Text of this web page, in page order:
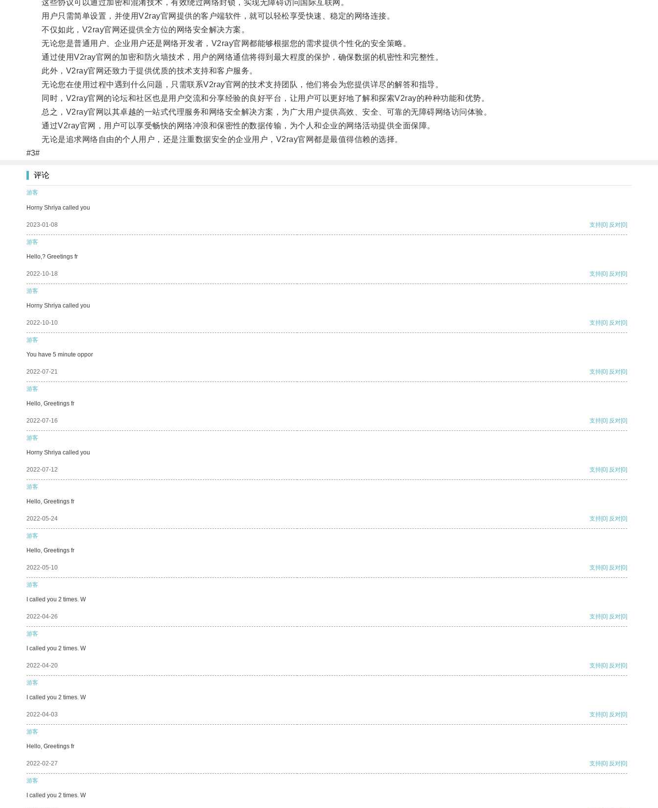
这些协议可以通过加密和混淆技术，有效绕过网络封锁，实现无障碍访问国际互联网。
用户只需简单设置，并使用V2ray官网提供的客户端软件，就可以轻松享受快速、稳定的网络连接。
不仅如此，V2ray官网还提供全方位的网络安全解决方案。
无论您是普通用户、企业用户还是网络开发者，V2ray官网都能够根据您的需求提供个性化的安全策略。
通过使用V2ray官网的加密和防火墙技术，用户的网络通信将得到最大程度的保护，确保数据的机密性和完整性。
此外，V2ray官网还致力于提供优质的技术支持和客户服务。
无论您在使用过程中遇到什么问题，只需联系V2ray官网的技术支持团队，他们将会为您提供详尽的解答和指导。
同时，V2ray官网的论坛和社区也是用户交流和分享经验的良好平台，让用户可以更好地了解和探索V2ray的种种功能和优势。
总之，V2ray官网以其卓越的一站式代理服务和网络安全解决方案，为广大用户提供高效、安全、可靠的无障碍网络访问体验。
通过V2ray官网，用户可以享受畅快的网络冲浪和保密性的数据传输，为个人和企业的网络活动提供全面保障。
无论是追求网络自由的个人用户，还是注重数据安全的企业用户，V2ray官网都是最值得信赖的选择。
#3#
评论
游客
Horny Shriya called you
2023-01-08 支持[0] 反对[0]
游客
Hello,? Greetings fr
2022-10-18 支持[0] 反对[0]
游客
Horny Shriya called you
2022-10-10 支持[0] 反对[0]
游客
You have 5 minute oppor
2022-07-21 支持[0] 反对[0]
游客
Hello, Greetings fr
2022-07-16 支持[0] 反对[0]
游客
Horny Shriya called you
2022-07-12 支持[0] 反对[0]
游客
Hello, Greetings fr
2022-05-24 支持[0] 反对[0]
游客
Hello, Greetings fr
2022-05-10 支持[0] 反对[0]
游客
I called you 2 times. W
2022-04-26 支持[0] 反对[0]
游客
I called you 2 times. W
2022-04-20 支持[0] 反对[0]
游客
I called you 2 times. W
2022-04-03 支持[0] 反对[0]
游客
Hello, Greetings fr
2022-02-27 支持[0] 反对[0]
游客
I called you 2 times. W